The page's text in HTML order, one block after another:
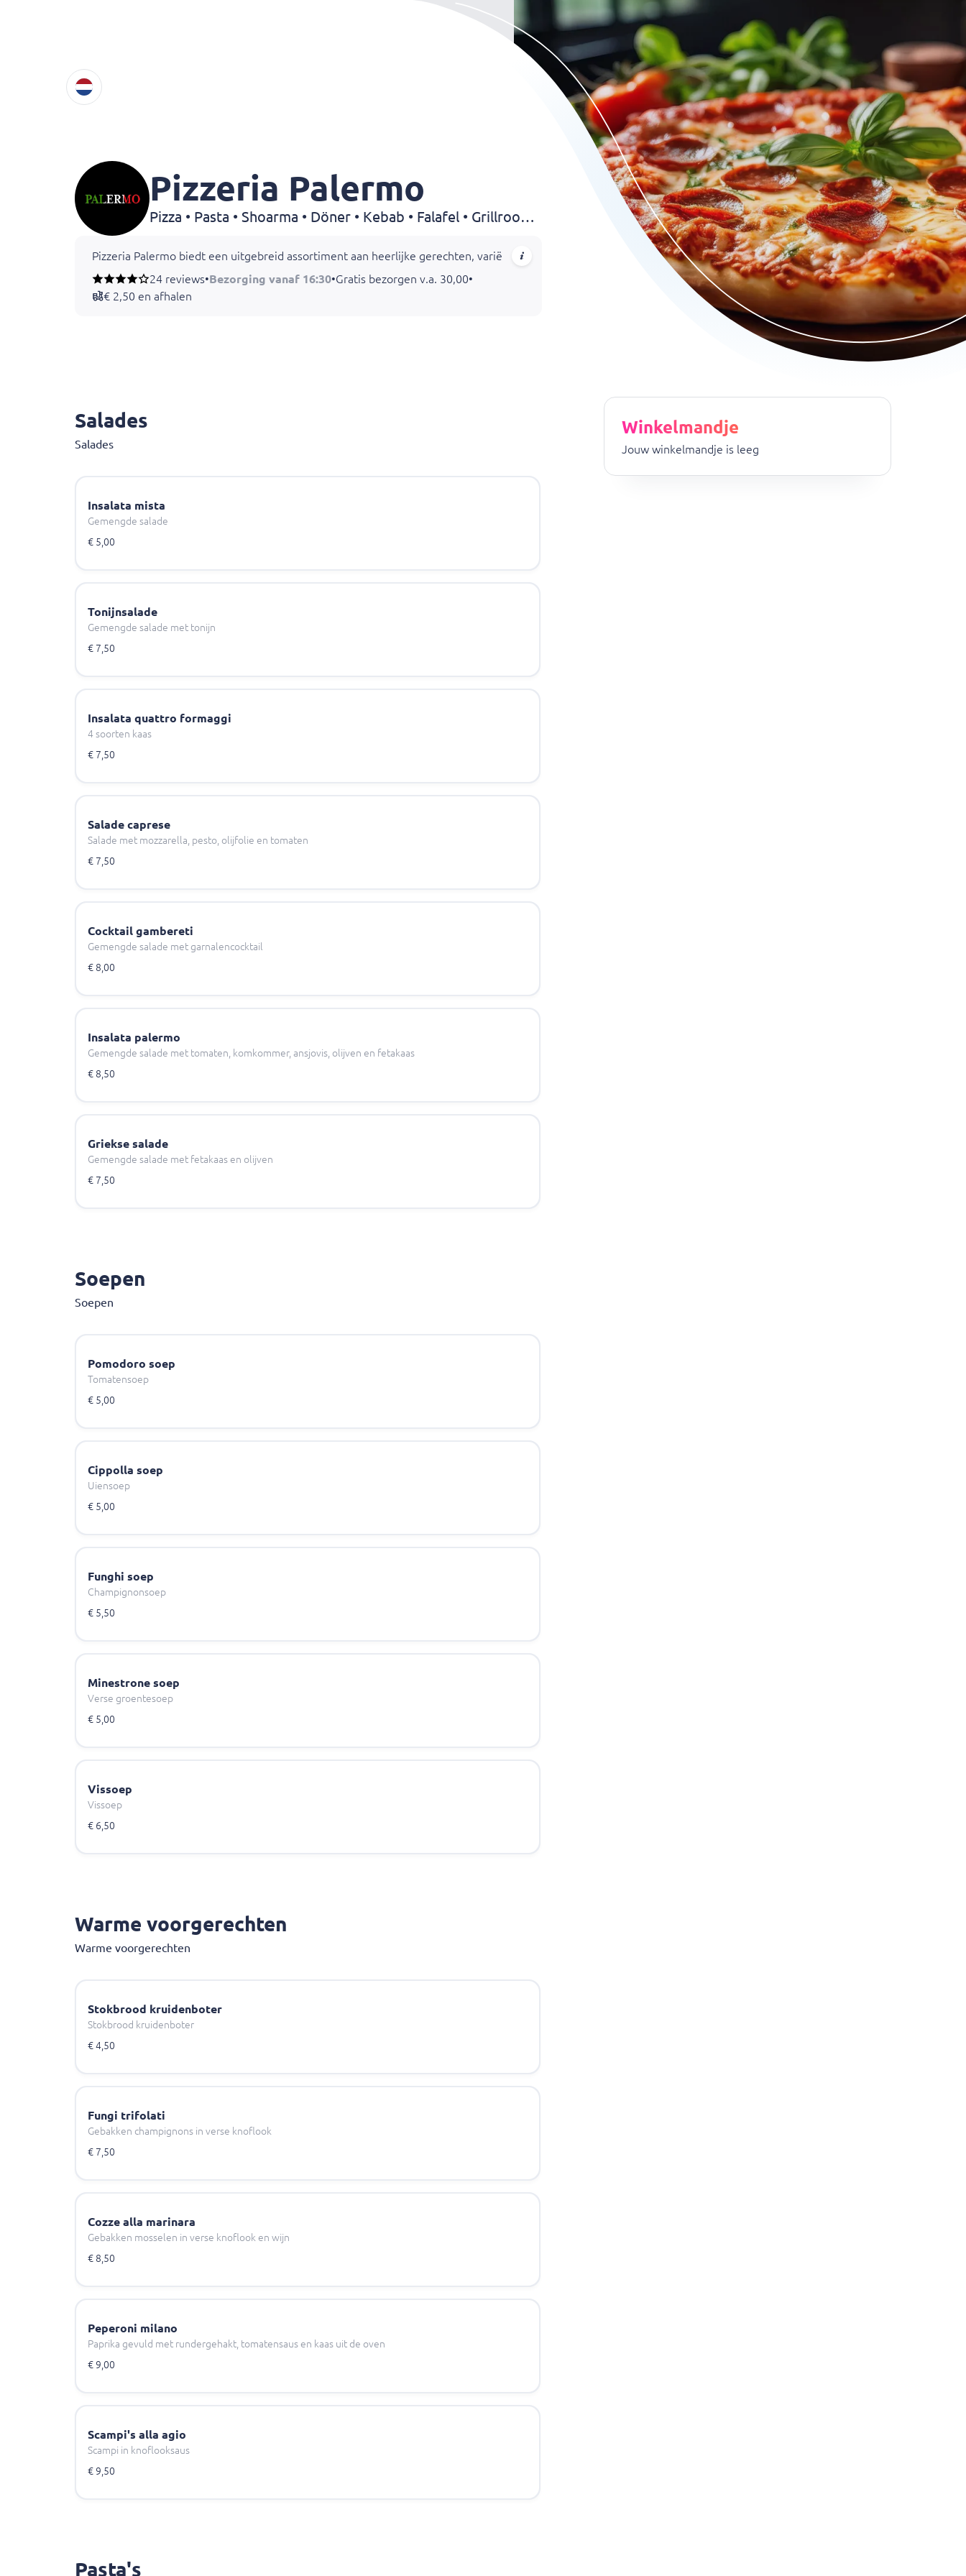
Pizzeria Palermo
Pizza • Pasta • Shoarma • Döner • Kebab • Falafel • Grillroom • Steak • Dürüm
Pizzeria Palermo biedt een uitgebreid assortiment aan heerlijke gerechten, variërend van traditionele pizza's tot smaakvolle pasta's en verrukkelijke vlees- en
24 reviews•Bezorging vanaf 16:30•Gratis bezorgen v.a. 30,00•
€ 2,50 en afhalen
Salades
Salades
Insalata mista
Gemengde salade
€ 5,00
Tonijnsalade
Gemengde salade met tonijn
€ 7,50
Insalata quattro formaggi
4 soorten kaas
€ 7,50
Salade caprese
Salade met mozzarella, pesto, olijfolie en tomaten
€ 7,50
Cocktail gambereti
Gemengde salade met garnalencocktail
€ 8,00
Insalata palermo
Gemengde salade met tomaten, komkommer, ansjovis, olijven en fetakaas
€ 8,50
Griekse salade
Gemengde salade met fetakaas en olijven
€ 7,50
Soepen
Soepen
Pomodoro soep
Tomatensoep
€ 5,00
Cippolla soep
Uiensoep
€ 5,00
Funghi soep
Champignonsoep
€ 5,50
Minestrone soep
Verse groentesoep
€ 5,00
Vissoep
Vissoep
€ 6,50
Warme voorgerechten
Warme voorgerechten
Stokbrood kruidenboter
Stokbrood kruidenboter
€ 4,50
Fungi trifolati
Gebakken champignons in verse knoflook
€ 7,50
Cozze alla marinara
Gebakken mosselen in verse knoflook en wijn
€ 8,50
Peperoni milano
Paprika gevuld met rundergehakt, tomatensaus en kaas uit de oven
€ 9,00
Scampi's alla agio
Scampi in knoflooksaus
€ 9,50
Pasta's
Winkelmandje
Jouw winkelmandje is leeg